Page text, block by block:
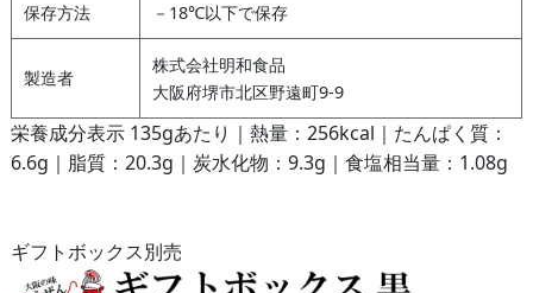
保存方法 －18℃以下で保存
製造者
株式会社明和食品
大阪府堺市北区野遠町9-9
栄養成分表示 135gあたり｜熱量：256kcal｜たんぱく質：
6.6g｜脂質：20.3g｜炭水化物：9.3g｜食塩相当量：1.08g
ギフトボックス別売